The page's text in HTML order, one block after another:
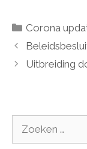
Categorieën
Corona
Uitbreiding